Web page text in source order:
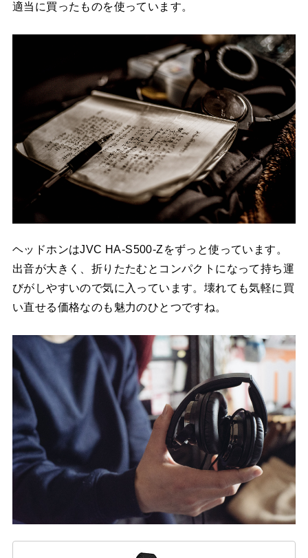
適当に買ったものを使っています。
ヘッドホンはJVC HA-S500-Zをずっと使っています。
出音が大きく、折りたたむとコンパクトになって持ち運
びがしやすいので気に入っています。壊れても気軽に買
い直せる価格なのも魅力のひとつですね。